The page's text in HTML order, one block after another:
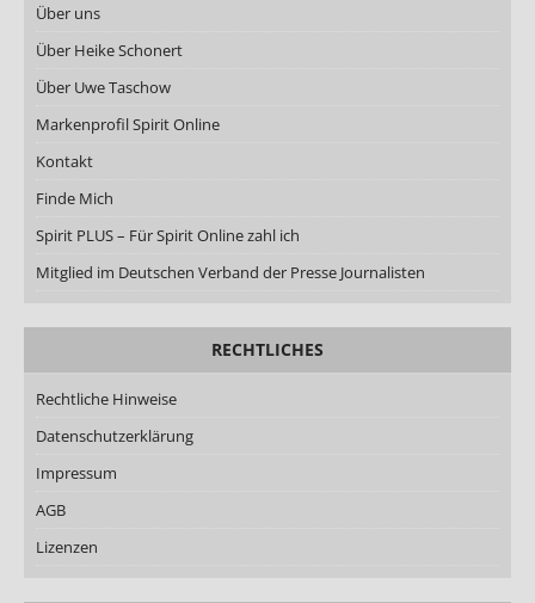
Über uns
Über Heike Schonert
Über Uwe Taschow
Markenprofil Spirit Online
Kontakt
Finde Mich
Spirit PLUS – Für Spirit Online zahl ich
Mitglied im Deutschen Verband der Presse Journalisten
RECHTLICHES
Rechtliche Hinweise
Datenschutzerklärung
Impressum
AGB
Lizenzen